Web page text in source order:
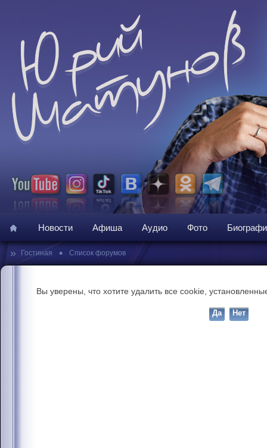
Новости Афиша Аудио Фото
» Гостиная • Список форумов
Вы уверены, что хотите удалить все cookie,